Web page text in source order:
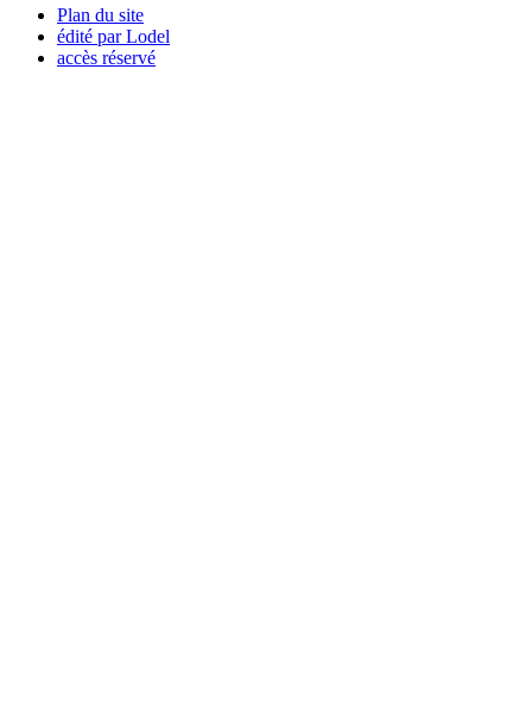
Plan du site
édité par Lodel
accès réservé